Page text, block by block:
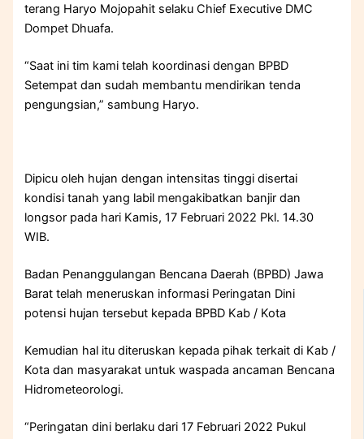
terang Haryo Mojopahit selaku Chief Executive DMC
Dompet Dhuafa.
“Saat ini tim kami telah koordinasi dengan BPBD
Setempat dan sudah membantu mendirikan tenda
pengungsian,” sambung Haryo.
Dipicu oleh hujan dengan intensitas tinggi disertai
kondisi tanah yang labil mengakibatkan banjir dan
longsor pada hari Kamis, 17 Februari 2022 Pkl. 14.30
WIB.
Badan Penanggulangan Bencana Daerah (BPBD) Jawa
Barat telah meneruskan informasi Peringatan Dini
potensi hujan tersebut kepada BPBD Kab / Kota
Kemudian hal itu diteruskan kepada pihak terkait di Kab /
Kota dan masyarakat untuk waspada ancaman Bencana
Hidrometeorologi.
“Peringatan dini berlaku dari 17 Februari 2022 Pukul